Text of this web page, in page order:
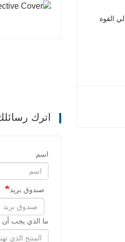
اترك
اسم
صندوق بريد
ما الذي يجب أن